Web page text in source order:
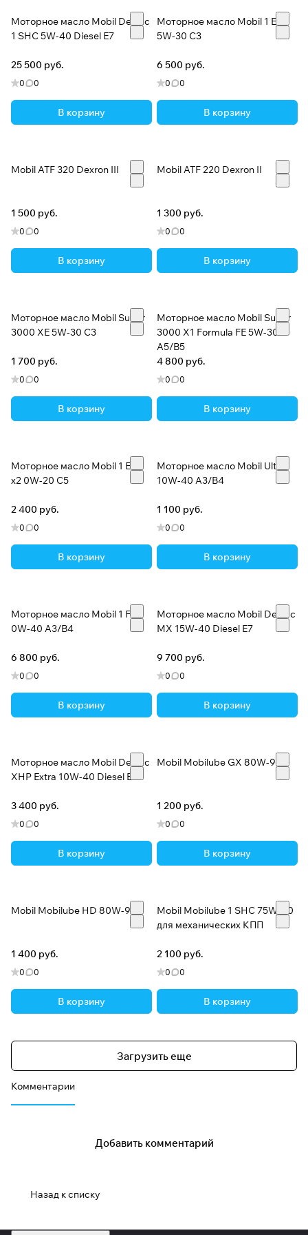
Моторное масло Mobil Delvac
1 SHC 5W-40 Diesel E7
25 500 руб.
0 0
В корзину
Моторное масло Mobil 1 ESP
5W-30 C3
6 500 руб.
0 0
В корзину
Mobil ATF 320 Dexron III
1 500 руб.
0 0
В корзину
Mobil ATF 220 Dexron II
1 300 руб.
0 0
В корзину
Моторное масло Mobil Super
3000 XE 5W-30 C3
1 700 руб.
0 0
В корзину
Моторное масло Mobil Super
3000 X1 Formula FE 5W-30
A5/B5
4 800 руб.
0 0
В корзину
Моторное масло Mobil 1 ESP
x2 0W-20 C5
2 400 руб.
0 0
В корзину
Моторное масло Mobil Ultra
10W-40 A3/B4
1 100 руб.
0 0
В корзину
Моторное масло Mobil 1 FS
0W-40 A3/B4
6 800 руб.
0 0
В корзину
Моторное масло Mobil Delvac
MX 15W-40 Diesel E7
9 700 руб.
0 0
В корзину
Моторное масло Mobil Delvac
XHP Extra 10W-40 Diesel E7
3 400 руб.
0 0
В корзину
Mobil Mobilube GX 80W-90
1 200 руб.
0 0
В корзину
Mobil Mobilube HD 80W-90
1 400 руб.
0 0
В корзину
Mobil Mobilube 1 SHC 75W-90
для механических КПП
2 100 руб.
0 0
В корзину
Загрузить еще
Комментарии
Добавить комментарий
Назад к списку